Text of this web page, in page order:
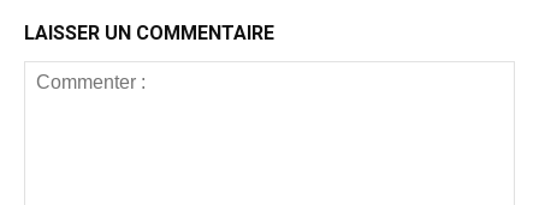
LAISSER UN COMMENTAIRE